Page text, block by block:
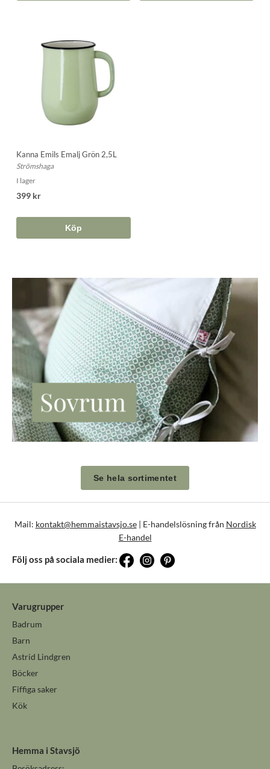
Kanna Emils Emalj Grön 2,5L
Strömshaga
I lager
399 kr
Köp
Se hela sortimentet
Mail: kontakt@hemmaistavsjo.se| E-handelslösning från Nordisk
E-handel
Följ oss på sociala medier:
Varugrupper
Badrum
Barn
Astrid Lindgren
Böcker
Fiffiga saker
Kök
Hemma i Stavsjö